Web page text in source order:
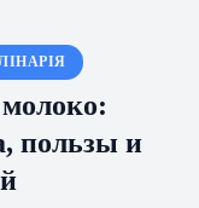
пользы и